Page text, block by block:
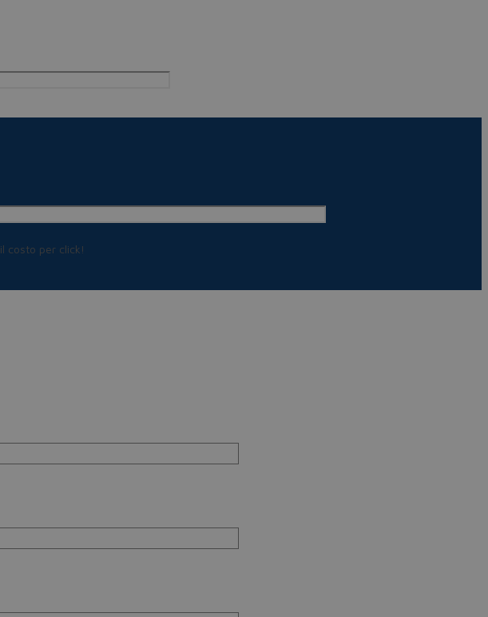
il costo per click!